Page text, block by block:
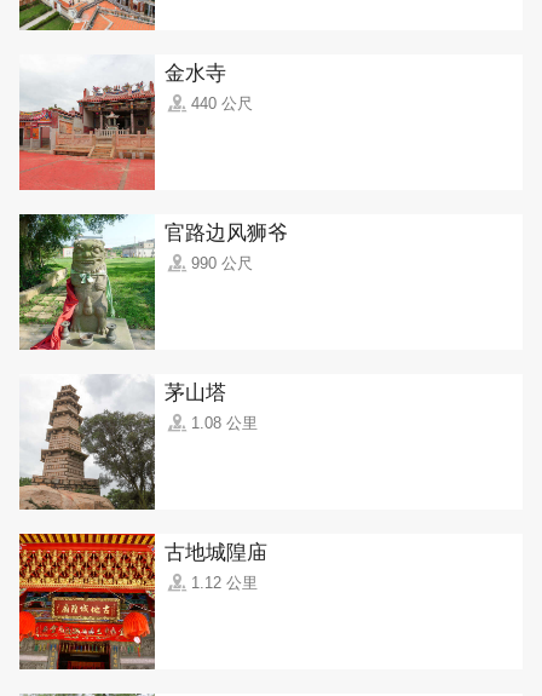
金水寺
440 公尺
官路边风狮爷
990 公尺
茅山塔
1.08 公里
古地城隍庙
1.12 公里